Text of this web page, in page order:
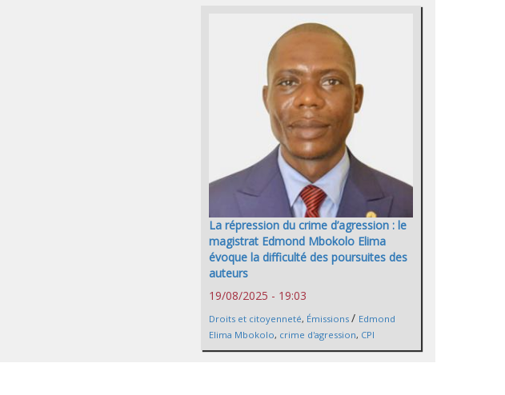
La répression du crime d’agression : le
magistrat Edmond Mbokolo Elima
évoque la difficulté des poursuites des
auteurs
19/08/2025 - 19:03
Droits et citoyenneté, Émissions / Edmond
Elima Mbokolo, crime d'agression, CPI